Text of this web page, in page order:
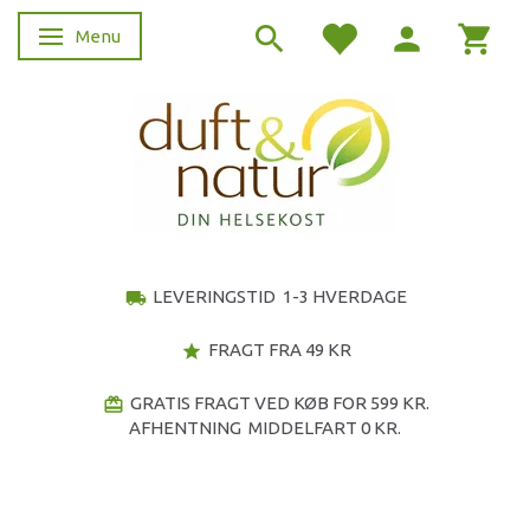
Skifte navigation
Menu
local_shipping LEVERINGSTID 1-3 HVERDAGE
star FRAGT FRA 49 KR
redeem GRATIS FRAGT VED KØB FOR 599 KR.
AFHENTNING MIDDELFART 0 KR.